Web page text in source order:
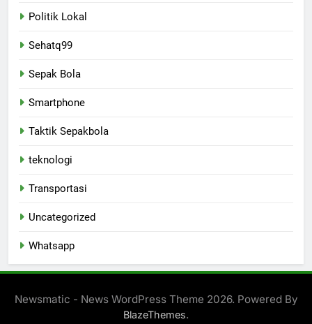
Politik Lokal
Sehatq99
Sepak Bola
Smartphone
Taktik Sepakbola
teknologi
Transportasi
Uncategorized
Whatsapp
Newsmatic - News WordPress Theme 2026. Powered By
BlazeThemes.